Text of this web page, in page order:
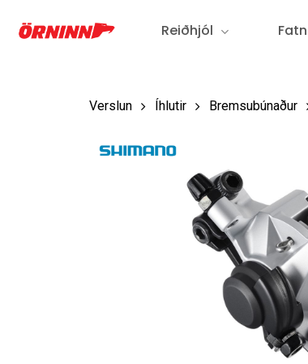
Reiðhjól
Verslun Íhlutir Bremsubúnaður